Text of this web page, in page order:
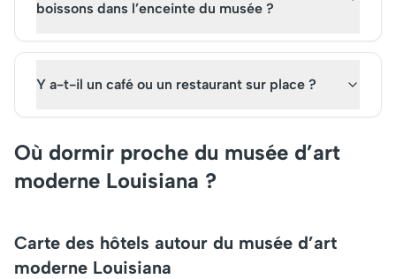
boissons dans l’enceinte du musée ?
Y a-t-il un café ou un restaurant sur place ?
Où dormir proche du musée d’art
moderne Louisiana ?
Carte des hôtels autour du musée d’art
moderne Louisiana